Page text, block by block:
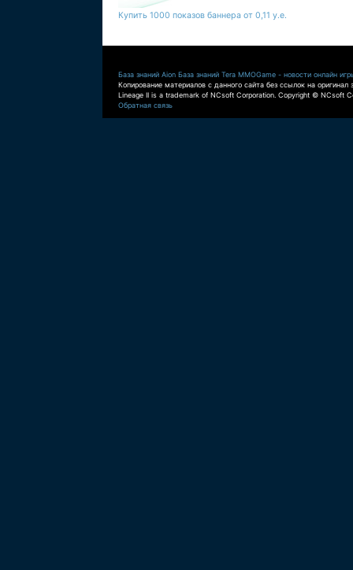
Купить 1000 показов баннера от 0,11 у.е.
База знаний Aion База знаний Tera MMOGame - новости онлайн
Копирование материалов с данного сайта без ссылок на оригинал
Lineage II is a trademark of NCsoft Corporation. Copyright © NCsoft
Обратная связь